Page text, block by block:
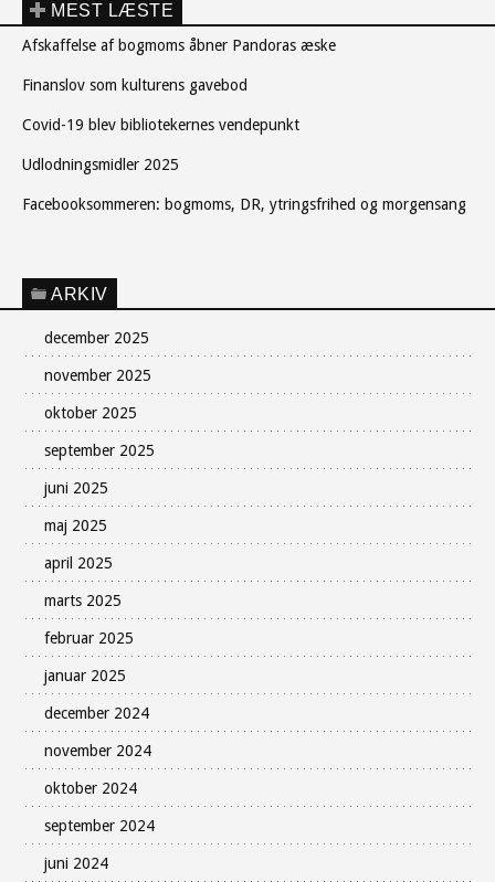
MEST LÆSTE
Afskaffelse af bogmoms åbner Pandoras æske
Finanslov som kulturens gavebod
Covid-19 blev bibliotekernes vendepunkt
Udlodningsmidler 2025
Facebooksommeren: bogmoms, DR, ytringsfrihed og morgensang
ARKIV
december 2025
november 2025
oktober 2025
september 2025
juni 2025
maj 2025
april 2025
marts 2025
februar 2025
januar 2025
december 2024
november 2024
oktober 2024
september 2024
juni 2024